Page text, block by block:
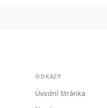
ODKAZY
Úvodní Stránka